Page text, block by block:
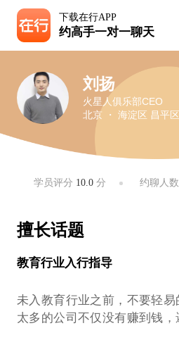
下载在行APP
约高手一对一聊天
刘扬
火星人俱乐部CEO
北京 ・ 海淀区 昌平区
学员评分 10.0 分 约聊人数
擅长话题
教育行业入行指导
未入教育行业之前，不要轻易
太多的公司不仅没有赚到钱